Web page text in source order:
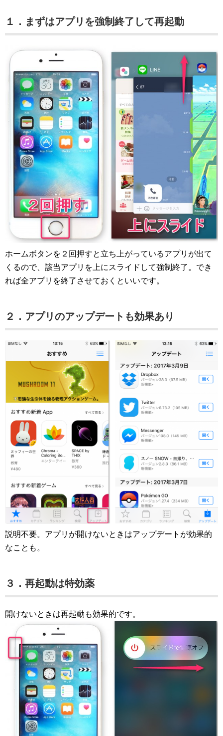
１．まずはアプリを強制終了して再起動
ホームボタンを２回押すと立ち上がっているアプリが出て
くるので、該当アプリを上にスライドして強制終了。でき
れば全アプリを終了させておくといいです。
２．アプリのアップデートも効果あり
説明不要。アプリが開けないときはアップデートが効果的
なことも。
３．再起動は特効薬
開けないときは再起動も効果的です。